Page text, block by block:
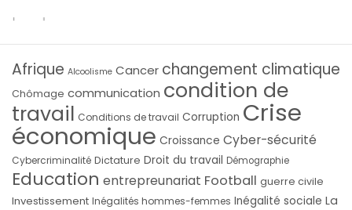
Afrique Alcoolisme Cancer changement climatique
Chômage communication condition de
travail Conditions de travail Corruption Crise
économique Croissance Cyber-sécurité
Cybercriminalité Dictature Droit du travail Démographie
Education entrepreunariat Football guerre civile
Investissement Inégalités hommes-femmes Inégalité sociale La